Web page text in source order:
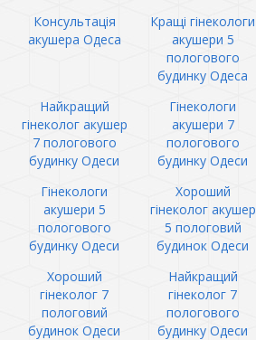
Консультація
акушера Одеса
Кращі гінекологи
акушери 5
пологового
будинку Одеса
Найкращий
гінеколог акушер
7 пологового
будинку Одеси
Гінекологи
акушери 7
пологового
будинку Одеси
Гінекологи
акушери 5
пологового
будинку Одеси
Хороший
гінеколог акушер
5 пологовий
будинок Одеси
Хороший
гінеколог 7
пологовий
будинок Одеси
Найкращий
гінеколог 7
пологового
будинку Одеси